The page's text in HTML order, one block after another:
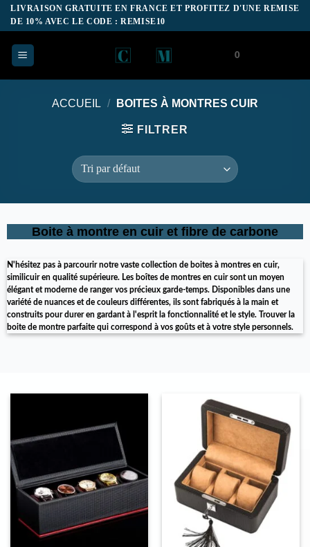
Passer
contenu
LIVRAISON GRATUITE EN FRANCE ET PROFITEZ D'UNE REMISE
DE 10% AVEC LE CODE : REMISE10
0
ACCUEIL / BOITES À MONTRES CUIR
FILTRER
Boite à montre en cuir et fibre de carbone
N'hésitez pas à parcourir notre vaste collection de boites à montres en cuir,
similicuir en qualité supérieure. Les boîtes de montres en cuir sont un moyen
élégant et moderne de ranger vos précieux garde-temps. Disponibles dans une
variété de nuances et de couleurs différentes, ils sont fabriqués à la main et
construits pour durer en gardant à l'esprit la fonctionnalité et le style. Trouver la
boite de montre parfaite qui correspond à vos goûts et à votre style personnels.